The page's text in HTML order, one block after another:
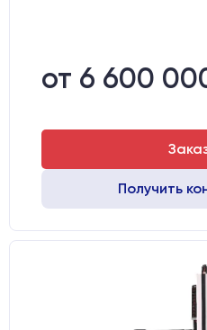
от 6 600
Получить